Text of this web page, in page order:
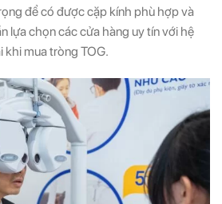
để có được cặp kính phù hợp và
lựa chọn các cửa hàng uy tín với hệ
mua tròng TOG.